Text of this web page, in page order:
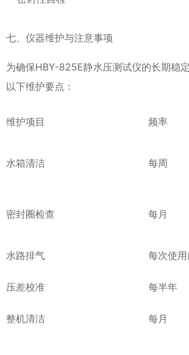
七、仪器维护与注意事项
为确保HBY-825E静水压测试仪的长期稳
以下维护要点：
维护项目 频率
水箱清洁 每周
密封圈检查 每月
水路排气 每次使
压差校准 每半年
整机清洁 每月